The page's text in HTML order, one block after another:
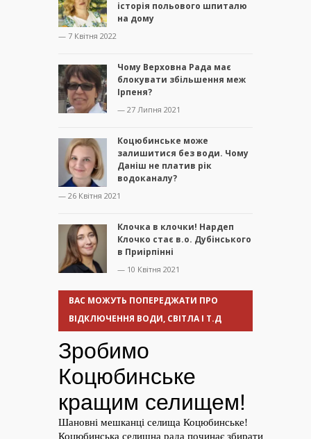
історія польового шпиталю
на дому
— 7 Квітня 2022
Чому Верховна Рада має
блокувати збільшення меж
Ірпеня?
— 27 Липня 2021
Коцюбинське може
залишитися без води. Чому
Даніш не платив рік
водоканалу?
— 26 Квітня 2021
Клочка в клочки! Нардеп
Клочко стає в.о. Дубінського
в Приірпінні
— 10 Квітня 2021
ВАС МОЖУТЬ ПОПЕРЕДЖАТИ ПРО
ВІДКЛЮЧЕННЯ ВОДИ, СВІТЛА І Т.Д